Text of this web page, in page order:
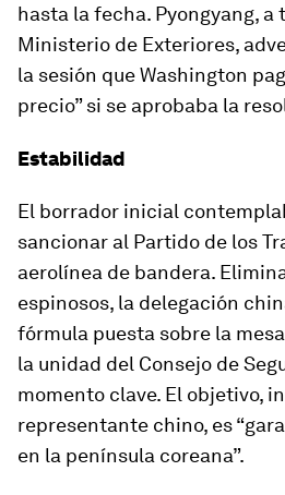
hasta la fecha. Pyongyang, a
Ministerio de Exteriores,
la sesión que Washington
precio” si se aprobaba la
Estabilidad
El borrador inicial
sancionar al Partido de los
aerolínea de bandera.
espinosos, la delegación
fórmula puesta sobre la
la unidad del Consejo de
momento clave. El objetivo,
representante chino, es
en la península coreana”.